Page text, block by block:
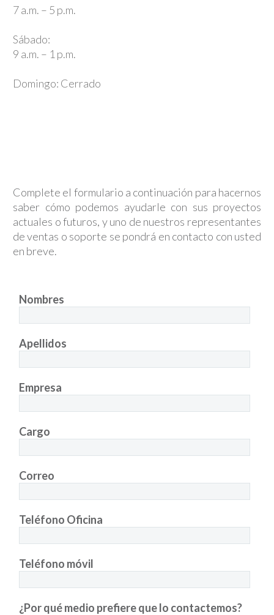
7 a.m. – 5 p.m.
Sábado:
9 a.m. – 1 p.m.
Domingo: Cerrado
Complete el formulario a continuación para hacernos
saber cómo podemos ayudarle con sus proyectos
actuales o futuros, y uno de nuestros representantes
de ventas o soporte se pondrá en contacto con usted
en breve.
Nombres
Apellidos
Empresa
Cargo
Correo
Teléfono Oficina
Teléfono móvil
¿Por qué medio prefiere que lo contactemos?